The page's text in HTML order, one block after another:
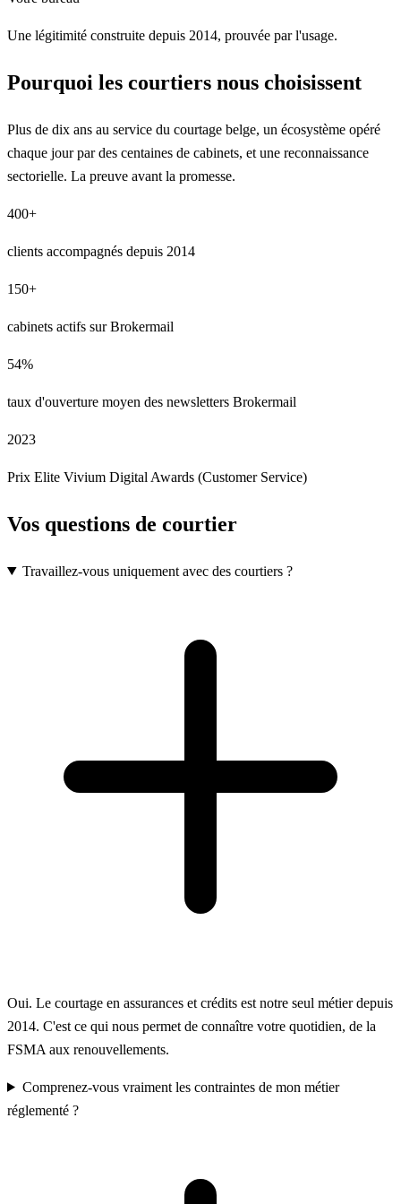
Une légitimité construite depuis 2014, prouvée par l'usage.
Pourquoi les courtiers nous choisissent
Plus de dix ans au service du courtage belge, un écosystème opéré
chaque jour par des centaines de cabinets, et une reconnaissance
sectorielle. La preuve avant la promesse.
400+
clients accompagnés depuis 2014
150+
cabinets actifs sur Brokermail
54%
taux d'ouverture moyen des newsletters Brokermail
2023
Prix Elite Vivium Digital Awards (Customer Service)
Vos questions de courtier
Travaillez-vous uniquement avec des courtiers ?
Oui. Le courtage en assurances et crédits est notre seul métier depuis
2014. C'est ce qui nous permet de connaître votre quotidien, de la
FSMA aux renouvellements.
Comprenez-vous vraiment les contraintes de mon métier
réglementé ?